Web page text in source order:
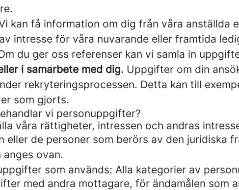
kan få information om dig från våra anställda
intresse för våra nuvarande eller framtida
du ger oss referenser kan vi samla in
i samarbete med dig. Uppgifter om din
rekryteringsprocessen. Detta kan till
som gjorts.
vi personuppgifter?
våra rättigheter, intressen och andras
eller de personer som berörs av den juridiska
ovan.
som används: Alla kategorier av
med andra mottagare, för ändamålen som